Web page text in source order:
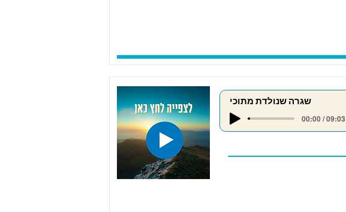
שגרה שנולדת מתוכי
00:00 / 09:03